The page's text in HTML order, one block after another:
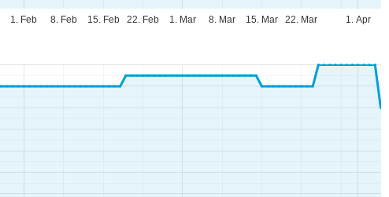
1. Feb 1. Mar 1. Apr
8. Feb 15. Feb 22. Feb 8. Mar 15. Mar 22. Mar